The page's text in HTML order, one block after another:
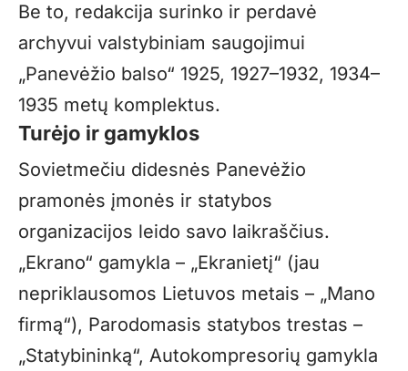
Be to, redakcija surinko ir perdavė
archyvui valstybiniam saugojimui
„Panevėžio balso“ 1925, 1927–1932, 1934–
1935 metų komplektus.
Turėjo ir gamyklos
Sovietmečiu didesnės Panevėžio
pramonės įmonės ir statybos
organizacijos leido savo laikraščius.
„Ekrano“ gamykla – „Ekranietį“ (jau
nepriklausomos Lietuvos metais – „Mano
firmą“), Parodomasis statybos trestas –
„Statybininką“, Autokompresorių gamykla